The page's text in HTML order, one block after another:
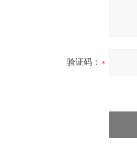
验证码：